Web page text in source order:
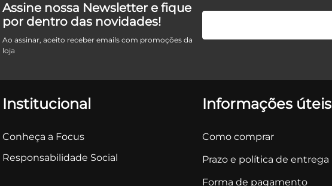
Assine nossa Newsletter e fique
por dentro das novidades!
Ao assinar, aceito receber emails com promoções da
loja
Institucional
Conheça a Focus
Responsabilidade Social
Informações úteis
Como comprar
Prazo e política de entrega
Forma de pagamento